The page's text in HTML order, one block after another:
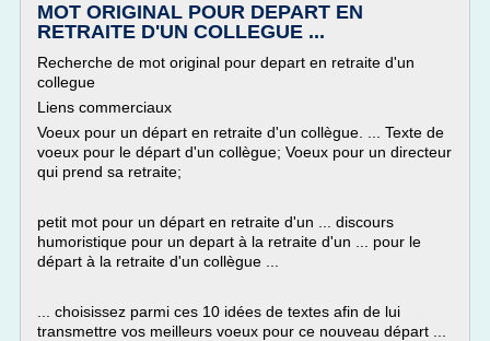
MOT ORIGINAL POUR DEPART EN
RETRAITE D'UN COLLEGUE ...
Recherche de mot original pour depart en retraite d'un
collegue
Liens commerciaux
Voeux pour un départ en retraite d'un collègue. ... Texte de
voeux pour le départ d'un collègue; Voeux pour un directeur
qui prend sa retraite;
petit mot pour un départ en retraite d'un ... discours
humoristique pour un depart à la retraite d'un ... pour le
départ à la retraite d'un collègue ...
... choisissez parmi ces 10 idées de textes afin de lui
transmettre vos meilleurs voeux pour ce nouveau départ ...